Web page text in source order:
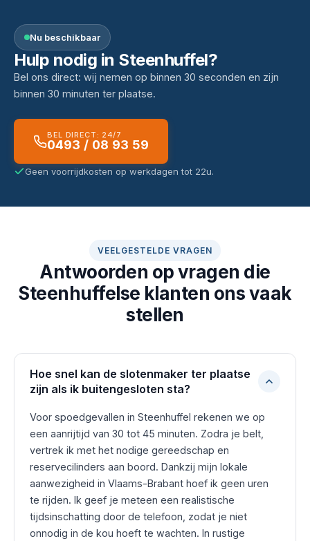
Nu beschikbaar
Hulp nodig in Steenhuffel?
Bel ons direct: wij nemen op binnen 30 seconden en zijn
binnen 30 minuten ter plaatse.
BEL DIRECT: 24/7
0493 / 08 93 59
Geen voorrijdkosten op werkdagen tot 22u.
VEELGESTELDE VRAGEN
Antwoorden op vragen die
Steenhuffelse klanten ons vaak
stellen
Hoe snel kan de slotenmaker ter plaatse
zijn als ik buitengesloten sta?
Voor spoedgevallen in Steenhuffel rekenen we op
een aanrijtijd van 30 tot 45 minuten. Zodra je belt,
vertrek ik met het nodige gereedschap en
reservecilinders aan boord. Dankzij mijn lokale
aanwezigheid in Vlaams-Brabant hoef ik geen uren
te rijden. Ik geef je meteen een realistische
tijdsinschatting door de telefoon, zodat je niet
onnodig in de kou hoeft te wachten. In rustige